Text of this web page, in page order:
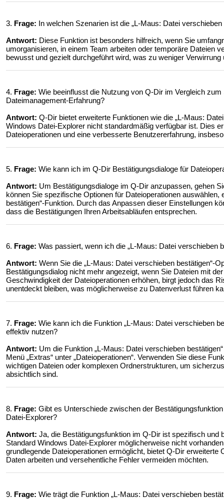
3. Frage: In welchen Szenarien ist die „L-Maus: Datei
Antwort: Diese Funktion ist besonders hilfreich, wenn Sie
umorganisieren, in einem Team arbeiten oder temporäre Dateien
bewusst und gezielt durchgeführt wird, was zu weniger
4. Frage: Wie beeinflusst die Nutzung von Q-Dir im Vergleich
Dateimanagement-Erfahrung?
Antwort: Q-Dir bietet erweiterte Funktionen wie die „L-Maus:
Windows Datei-Explorer nicht standardmäßig verfügbar ist. Dies
Dateioperationen und eine verbesserte Benutzererfahrung,
5. Frage: Wie kann ich im Q-Dir Bestätigungsdialoge für
Antwort: Um Bestätigungsdialoge im Q-Dir anzupassen, gehen
können Sie spezifische Optionen für Dateioperationen
bestätigen“-Funktion. Durch das Anpassen dieser Einstellungen
dass die Bestätigungen Ihren Arbeitsabläufen entsprechen.
6. Frage: Was passiert, wenn ich die „L-Maus: Datei verschieben
Antwort: Wenn Sie die „L-Maus: Datei verschieben bestätigen“-
Bestätigungsdialog nicht mehr angezeigt, wenn Sie Dateien mit
Geschwindigkeit der Dateioperationen erhöhen, birgt jedoch das
unentdeckt bleiben, was möglicherweise zu Datenverlust führen
7. Frage: Wie kann ich die Funktion „L-Maus: Datei verschieben
effektiv nutzen?
Antwort: Um die Funktion „L-Maus: Datei verschieben
Menü „Extras“ unter „Dateioperationen“. Verwenden Sie diese
wichtigen Dateien oder komplexen Ordnerstrukturen, um
absichtlich sind.
8. Frage: Gibt es Unterschiede zwischen der
Datei-Explorer?
Antwort: Ja, die Bestätigungsfunktion im Q-Dir ist spezifisch und
Standard Windows Datei-Explorer möglicherweise nicht
grundlegende Dateioperationen ermöglicht, bietet Q-Dir erweiterte
Daten arbeiten und versehentliche Fehler vermeiden möchten.
9. Frage: Wie trägt die Funktion „L-Maus: Datei verschieben